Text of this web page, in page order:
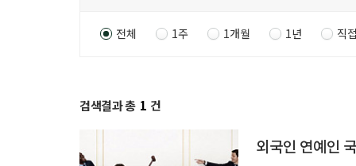
전체 1주 1개월 1년 직
검색결과 총 1 건
외국인 연예인